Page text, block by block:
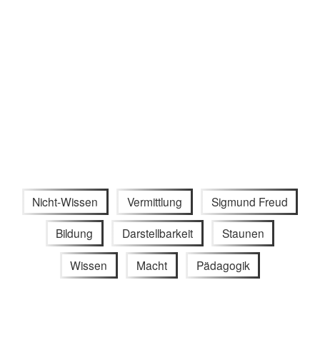
Nicht-Wissen Vermittlung Sigmund Freud
Bildung Darstellbarkeit Staunen
Wissen Macht Pädagogik